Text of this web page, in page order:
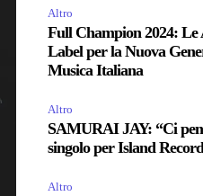
Altro
Full Champion 2024:
Label per la Nuova
Musica Italiana
Altro
SAMURAI JAY: “Ci
singolo per Island
Altro